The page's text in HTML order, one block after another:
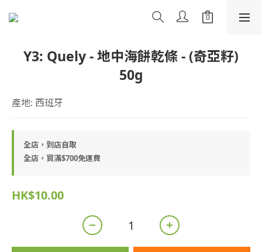
Y3: Quely - 地中海餅乾條 - (奇亞籽)
50g
產地: 西班牙
全店，到店自取
全店，買滿$700免運費
HK$10.00